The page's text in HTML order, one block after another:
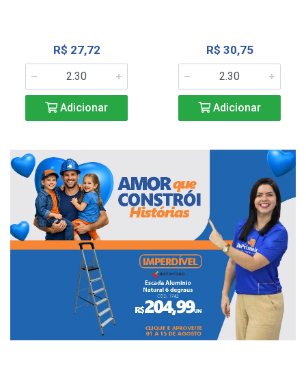
R$ 27,72
Adicionar
R$ 30,75
Adicionar